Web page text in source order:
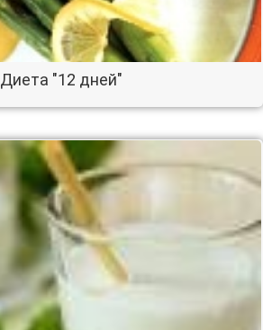
Диета "12 дней"